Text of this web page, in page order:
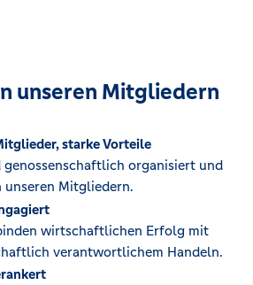
unseren Mitgliedern
starke Vorteile
genossenschaftlich organisiert und
unseren Mitgliedern.
wirtschaftlichen Erfolg mit
verantwortlichem Handeln.